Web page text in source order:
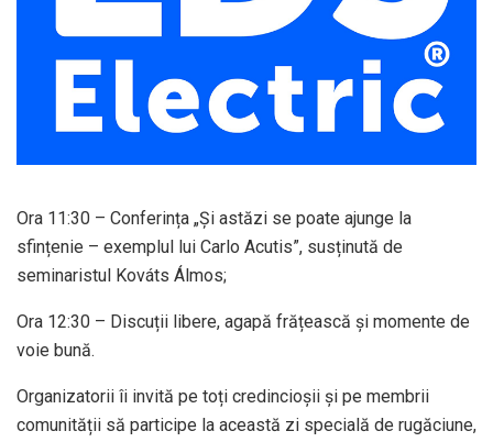
Ora 11:30 – Conferința „Și astăzi se poate ajunge la
sfințenie – exemplul lui Carlo Acutis”, susținută de
seminaristul Kováts Álmos;
Ora 12:30 – Discuții libere, agapă frățească și momente de
voie bună.
Organizatorii îi invită pe toți credincioșii și pe membrii
comunității să participe la această zi specială de rugăciune,